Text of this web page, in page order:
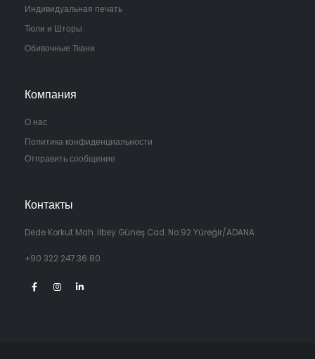
Индивидуальная печать
Тюли и Шторы
Обивочные Ткани
Компания
О нас
Политика конфиденциальности
Отправить сообщение
Контакты
Dede Korkut Mah. İlbey Güneş Cad. No:92 Yüreğir/ADANA
+90 322 247 36 80